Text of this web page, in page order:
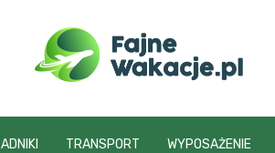
fajnewakacje.pl
TRANSPORT WYPOSAŻENIE